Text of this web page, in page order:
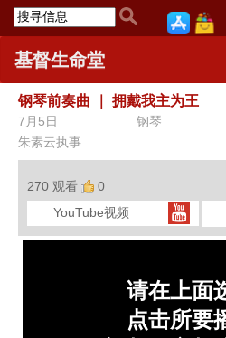
基督生命堂
钢琴前奏曲 拥戴我主为王
7月5日
钢琴
朱素云执事
270 观看
0
YouTube视频